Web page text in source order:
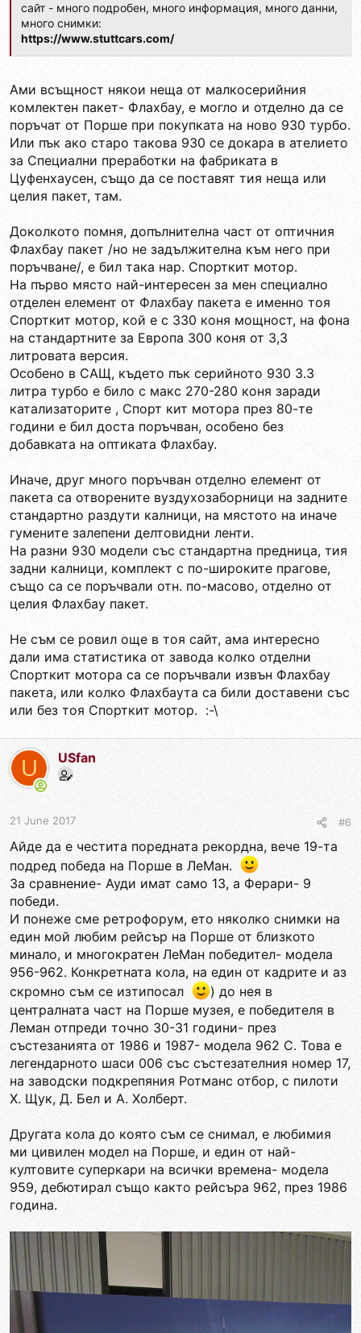
сайт - много подробен, много информация, много данни,
много снимки:
https://www.stuttcars.com/
Ами всъщност някои неща от малкосерийния
комлектен пакет- Флахбау, е могло и отделно да се
поръчат от Порше при покупката на ново 930 турбо.
Или пък ако старо такова 930 се докара в ателието
за Специални преработки на фабриката в
Цуфенхаусен, също да се поставят тия неща или
целия пакет, там.
Доколкото помня, допълнителна част от оптичния
Флахбау пакет /но не задължителна към него при
поръчване/, е бил така нар. Спорткит мотор.
На първо място най-интересен за мен специално
отделен елемент от Флахбау пакета е именно тоя
Спорткит мотор, кой е с 330 коня мощност, на фона
на стандартните за Европа 300 коня от 3,3
литровата версия.
Особено в САЩ, където пък серийното 930 3.3
литра турбо е било с макс 270-280 коня заради
катализаторите , Спорт кит мотора през 80-те
години е бил доста поръчван, особено без
добавката на оптиката Флахбау.
Иначе, друг много поръчван отделно елемент от
пакета са отворените вуздухозаборници на задните
стандартно раздути калници, на мястото на иначе
гумените залепени делтовидни ленти.
На разни 930 модели със стандартна предница, тия
задни калници, комплект с по-широките прагове,
също са се поръчвали отн. по-масово, отделно от
целия Флахбау пакет.
Не съм се ровил още в тоя сайт, ама интересно
дали има статистика от завода колко отделни
Спорткит мотора са се поръчвали извън Флахбау
пакета, или колко Флахбаута са били доставени със
или без тоя Спорткит мотор. :-\
U USfan
21 June 2017 #6
Айде да е честита поредната рекордна, вече 19-та
подред победа на Порше в ЛеМан.
За сравнение- Ауди имат само 13, а Ферари- 9
победи.
И понеже сме ретрофорум, ето няколко снимки на
един мой любим рейсър на Порше от близкото
минало, и многократен ЛеМан победител- модела
956-962. Конкретната кола, на един от кадрите и аз
скромно съм се изтипосал
) до нея в
централната част на Порше музея, е победителя в
Леман отпреди точно 30-31 години- през
състезанията от 1986 и 1987- модела 962 С. Това е
легендарното шаси 006 със състезателния номер 17,
на заводски подкрепяния Ротманс отбор, с пилоти
Х. Щук, Д. Бел и А. Холберт.
Другата кола до която съм се снимал, е любимия
ми цивилен модел на Порше, и един от най-
култовите суперкари на всички времена- модела
959, дебютирал също както рейсъра 962, през 1986
година.